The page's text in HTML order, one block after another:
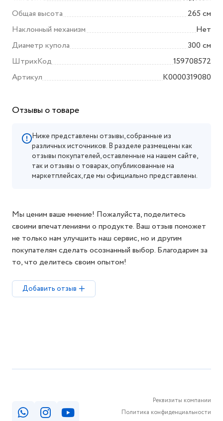
Общая высота
265 см
Наклонный механизм
Нет
Диаметр купола
300 см
ШтрихКод
159708572
Артикул
K0000319080
Отзывы о товаре
Ниже представлены отзывы, собранные из
различных источников. В разделе размещены как
отзывы покупателей, оставленные на нашем сайте,
так и отзывы о товарах, опубликованные на
маркетплейсах, где мы официально представлены.
Мы ценим ваше мнение! Пожалуйста, поделитесь
своими впечатлениями о продукте. Ваш отзыв поможет
не только нам улучшить наш сервис, но и другим
покупателям сделать осознанный выбор. Благодарим за
то, что делитесь своим опытом!
Добавить отзыв
Реквизиты компании
Политика конфиденциальности